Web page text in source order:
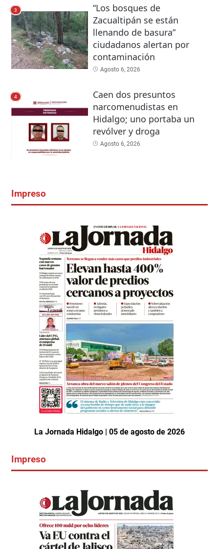
3
“Los bosques de
Zacualtipán se están
llenando de basura”
ciudadanos alertan por
contaminación
Agosto 6, 2026
4
Caen dos presuntos
narcomenudistas en
Hidalgo; uno portaba un
revólver y droga
Agosto 6, 2026
Impreso
La Jornada Hidalgo | 05 de agosto de 2026
Impreso